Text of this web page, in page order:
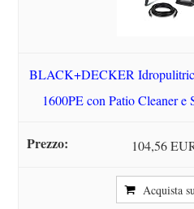
BLACK+DECKER
1600PE con Patio Cleaner e
104,56
Acquista